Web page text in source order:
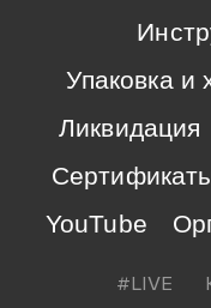
Упаковка и
Ликвидация
YouTube
#LIVE